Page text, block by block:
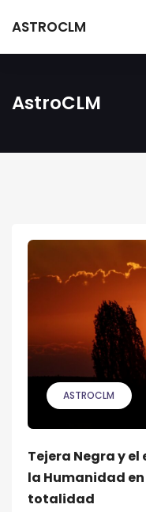
ASTROCLM
AstroCLM
ASTROCLM
Tejera Negra y
la Humanidad
totalidad